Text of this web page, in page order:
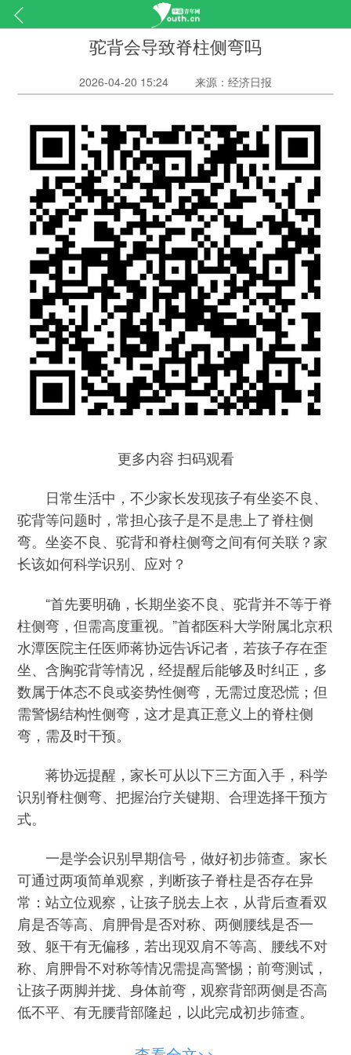
驼背会导致脊柱侧弯吗
2026-04-20 15:24 来源：经济日报
更多内容 扫码观看
日常生活中，不少家长发现孩子有坐姿不良、
驼背等问题时，常担心孩子是不是患上了脊柱侧
弯。坐姿不良、驼背和脊柱侧弯之间有何关联？家
长该如何科学识别、应对？
“首先要明确，长期坐姿不良、驼背并不等于脊
柱侧弯，但需高度重视。”首都医科大学附属北京积
水潭医院主任医师蒋协远告诉记者，若孩子存在歪
坐、含胸驼背等情况，经提醒后能够及时纠正，多
数属于体态不良或姿势性侧弯，无需过度恐慌；但
需警惕结构性侧弯，这才是真正意义上的脊柱侧
弯，需及时干预。
蒋协远提醒，家长可从以下三方面入手，科学
识别脊柱侧弯、把握治疗关键期、合理选择干预方
式。
一是学会识别早期信号，做好初步筛查。家长
可通过两项简单观察，判断孩子脊柱是否存在异
常：站立位观察，让孩子脱去上衣，从背后查看双
肩是否等高、肩胛骨是否对称、两侧腰线是否一
致、躯干有无偏移，若出现双肩不等高、腰线不对
称、肩胛骨不对称等情况需提高警惕；前弯测试，
让孩子两脚并拢、身体前弯，观察背部两侧是否高
低不平、有无腰背部隆起，以此完成初步筛查。
二是把握青春期黄金治疗期，避免延误干预。